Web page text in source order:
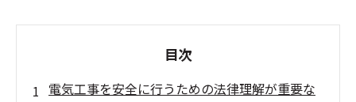
目次
電気工事を安全に行うための法律理解が重要な